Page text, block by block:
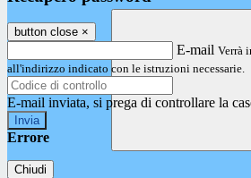
button close ×
E-mail Verrà
all'indirizzo indicato con le istruzioni necessarie.
E-mail inviata, si prega di controllare la
Errore
Chiudi